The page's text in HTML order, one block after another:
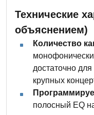
Технические
объяснением)
Количество
достаточно
крупных
полосный EQ